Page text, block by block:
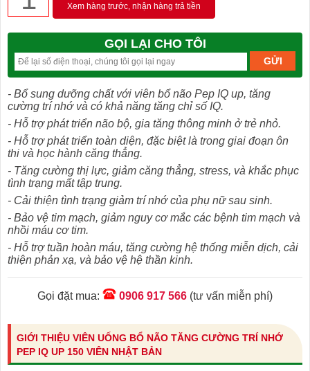
Xem hàng trước, nhận hàng trả tiền
GỌI LẠI CHO TÔI
- Bổ sung dưỡng chất với viên bổ não Pep IQ up, tăng
cường trí nhớ và có khả năng tăng chỉ số IQ.
- Hỗ trợ phát triển não bộ, gia tăng thông minh ở trẻ nhỏ.
- Hỗ trợ phát triển toàn diện, đặc biệt là trong giai đoạn ôn
thi và học hành căng thẳng.
- Tăng cường thị lực, giảm căng thẳng, stress, và khắc phục
tình trạng mất tập trung.
- Cải thiện tình trạng giảm trí nhớ của phụ nữ sau sinh.
- Bảo vệ tim mạch, giảm nguy cơ mắc các bệnh tim mạch và
nhồi máu cơ tim.
- Hỗ trợ tuần hoàn máu, tăng cường hệ thống miễn dịch, cải
thiện phản xạ, và bảo vệ hệ thần kinh.
Gọi đặt mua: 0906 917 566 (tư vấn miễn phí)
GIỚI THIỆU VIÊN UỐNG BỔ NÃO TĂNG CƯỜNG TRÍ NHỚ
PEP IQ UP 150 VIÊN NHẬT BẢN